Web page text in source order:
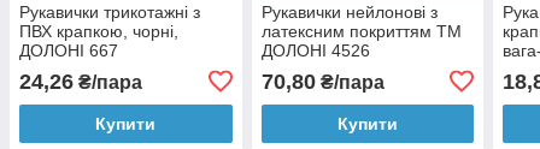
Рукавички трикотажні з
ПВХ крапкою, чорні,
ДОЛОНІ 667
24,26 ₴/пара
Купити
Рукавички нейлонові з
латексним покриттям ТМ
ДОЛОНІ 4526
70,80₴/пара
Купити